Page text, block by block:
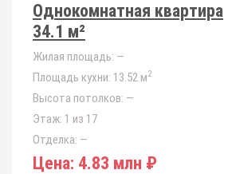
Однокомнатная квартира
34.1 м²
Жилая площадь: —
Площадь кухни: 13.52 м2
Высота потолков: —
Этаж: 1 из 17
Отделка: —
Цена: 4.83 млн ₽